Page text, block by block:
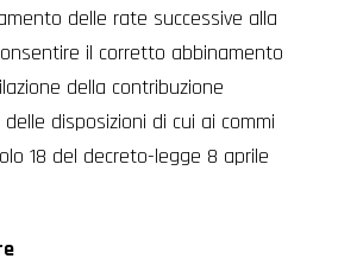
delle rate successive alla
il corretto abbinamento
della contribuzione
disposizioni di cui ai commi
18 del decreto-legge 8 aprile